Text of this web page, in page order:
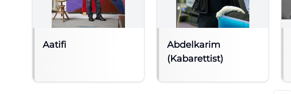
Aatifi
Abdelkarim
(Kabarettist)